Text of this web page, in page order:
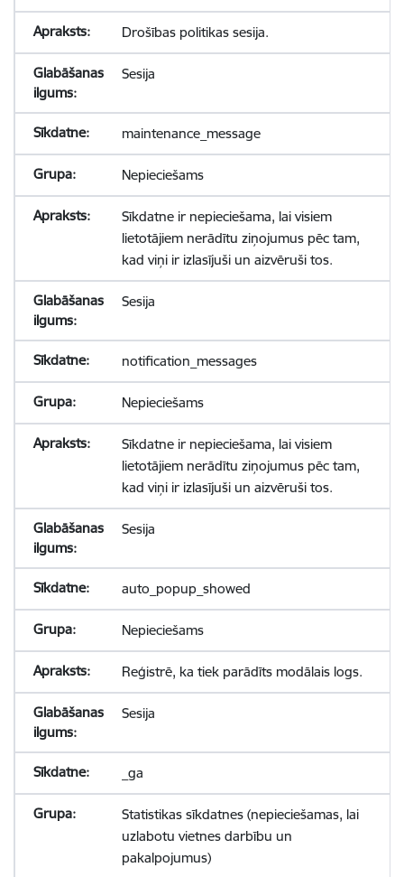
Drošības politikas sesija.
Sesija
maintenance_message
Nepieciešams
Sīkdatne ir nepieciešama, lai visiem
lietotājiem nerādītu ziņojumus pēc tam,
kad viņi ir izlasījuši un aizvēruši tos.
Sesija
notification_messages
Nepieciešams
Sīkdatne ir nepieciešama, lai visiem
lietotājiem nerādītu ziņojumus pēc tam,
kad viņi ir izlasījuši un aizvēruši tos.
Sesija
auto_popup_showed
Nepieciešams
Reģistrē, ka tiek parādīts modālais logs.
Sesija
_ga
Statistikas sīkdatnes (nepieciešamas, lai
uzlabotu vietnes darbību un
pakalpojumus)